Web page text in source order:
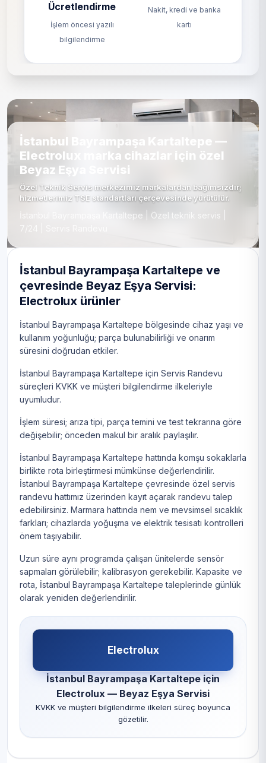
Ücretlendirme
İşlem öncesi yazılı
bilgilendirme
Nakit, kredi ve banka
kartı
İstanbul Bayrampaşa Kartaltepe —
Electrolux marka cihazlar için özel
Beyaz Eşya Servisi
Özel Teknik Servis merkezimiz markalardan bağımsızdır;
hizmetlerimiz TSE standartları çerçevesinde yürütülür.
İstanbul Bayrampaşa Kartaltepe | Özel teknik servis |
İstanbul Bayrampaşa Kartaltepe ve
çevresinde Beyaz Eşya Servisi:
Electrolux ürünler
İstanbul Bayrampaşa Kartaltepe bölgesinde cihaz yaşı ve
kullanım yoğunluğu; parça bulunabilirliği ve onarım
süresini doğrudan etkiler.
İstanbul Bayrampaşa Kartaltepe için Servis Randevu
süreçleri KVKK ve müşteri bilgilendirme ilkeleriyle
uyumludur.
İşlem süresi; arıza tipi, parça temini ve test tekrarına göre
değişebilir; önceden makul bir aralık paylaşılır.
İstanbul Bayrampaşa Kartaltepe hattında komşu sokaklarla
birlikte rota birleştirmesi mümkünse değerlendirilir.
İstanbul Bayrampaşa Kartaltepe çevresinde özel servis
randevu hattımız üzerinden kayıt açarak randevu talep
edebilirsiniz. Marmara hattında nem ve mevsimsel sıcaklık
farkları; cihazlarda yoğuşma ve elektrik tesisatı kontrolleri
önem taşıyabilir.
Uzun süre aynı programda çalışan ünitelerde sensör
sapmaları görülebilir; kalibrasyon gerekebilir. Kapasite ve
rota, İstanbul Bayrampaşa Kartaltepe taleplerinde günlük
olarak yeniden değerlendirilir.
Electrolux
İstanbul Bayrampaşa Kartaltepe için
Electrolux — Beyaz Eşya Servisi
KVKK ve müşteri bilgilendirme ilkeleri süreç boyunca
gözetilir.